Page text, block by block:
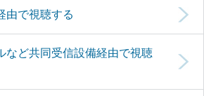
由で視聴する
など共同受信設備経由で視聴